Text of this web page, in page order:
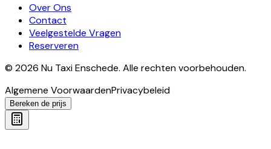
Over Ons
Contact
Veelgestelde Vragen
Reserveren
© 2026 Nu Taxi Enschede. Alle rechten voorbehouden.
Algemene VoorwaardenPrivacybeleid
Bereken de prijs